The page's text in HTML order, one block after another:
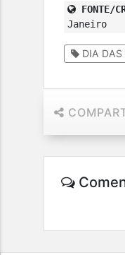
FONTE/
Janeiro
DIA DAS